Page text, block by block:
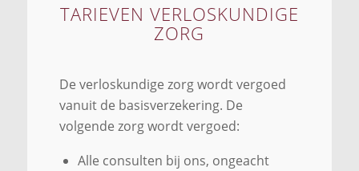
TARIEVEN VERLOSKUNDIGE
ZORG
De verloskundige zorg wordt vergoed
vanuit de basisverzekering. De
volgende zorg wordt vergoed:
Alle consulten bij ons, ongeacht